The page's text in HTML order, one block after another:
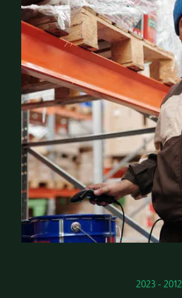
2012 - 2023